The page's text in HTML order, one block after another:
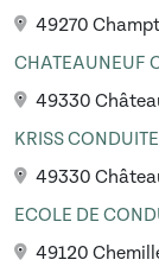
49270
CHATEAUNEUF
49330
KRISS CONDUITE
49330
ECOLE DE
49120